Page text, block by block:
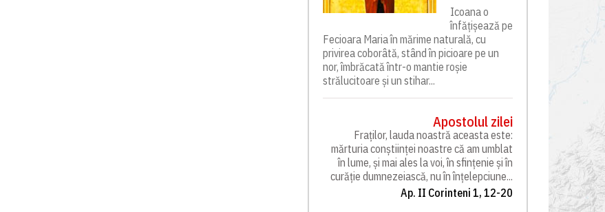
Icoana o
înfățișează pe
Fecioara Maria în mărime naturală, cu
privirea coborâtă, stând în picioare pe un
nor, îmbrăcată într-o mantie roșie
strălucitoare și un stihar...
Apostolul zilei
Fraților, lauda noastră aceasta este:
mărturia conștiinței noastre că am umblat
în lume, și mai ales la voi, în sfințenie și în
curăție dumnezeiască, nu în înțelepciune...
Ap. II Corinteni 1, 12-20